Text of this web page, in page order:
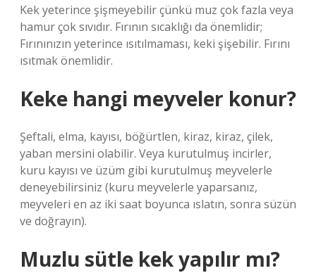
Kek yeterince şişmeyebilir çünkü muz çok fazla veya
hamur çok sıvıdır. Fırının sıcaklığı da önemlidir;
Fırınınızın yeterince ısıtılmaması, keki şişebilir. Fırını
ısıtmak önemlidir.
Keke hangi meyveler konur?
Şeftali, elma, kayısı, böğürtlen, kiraz, kiraz, çilek,
yaban mersini olabilir. Veya kurutulmuş incirler,
kuru kayısı ve üzüm gibi kurutulmuş meyvelerle
deneyebilirsiniz (kuru meyvelerle yaparsanız,
meyveleri en az iki saat boyunca ıslatın, sonra süzün
ve doğrayın).
Muzlu sütle kek yapılır mı?